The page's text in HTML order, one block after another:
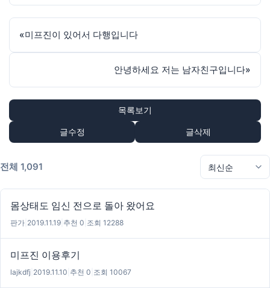
«미프진이 있어서 다행입니다
안녕하세요 저는 남자친구입니다»
목록보기
글수정 글삭제
전체 1,091
몸상태도 임신 전으로 돌아 왔어요
판가 2019.11.19 추천 0 조회 12288
미프진 이용후기
lajkdfj 2019.11.10 추천 0 조회 10067